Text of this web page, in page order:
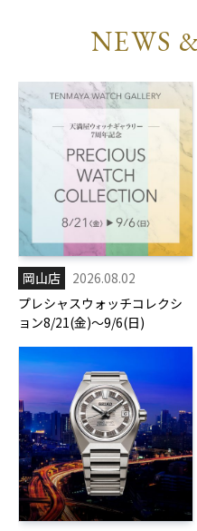
NEWS
岡山店
2026.08.02
プレシャスウォッチコレクシ
ョン8/21(金)～9/6(日)